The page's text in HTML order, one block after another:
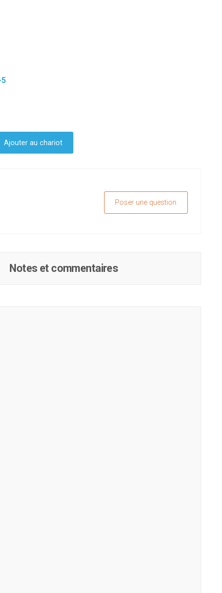
5
Ajouter au chariot
Poser une question
Notes et commentaires